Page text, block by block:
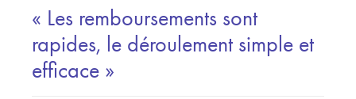
« Les remboursements sont
rapides, le déroulement simple et
efficace »